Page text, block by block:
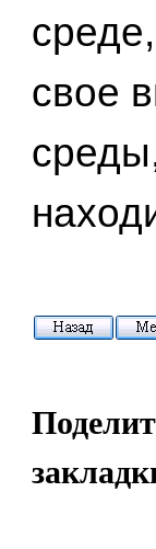
свое